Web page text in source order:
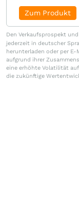
Zum Produkt
Den Verkaufsprospekt
jederzeit in deutscher
herunterladen oder per E-
aufgrund ihrer
eine erhöhte Volatilität
die zukünftige